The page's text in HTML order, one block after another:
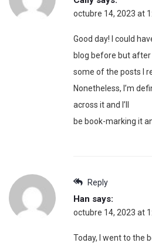
octubre 14, 2023 at
Good day! I could
blog before but
some of the posts I
Nonetheless, I’m
across it and I’ll
be book-marking it
Reply
Han says:
octubre 14, 2023 at
Today, I went to the